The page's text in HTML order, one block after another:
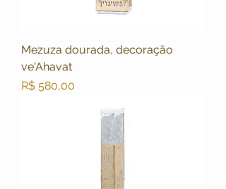
Mezuza dourada, decoração
ve'Ahavat
Preço
R$ 580,00